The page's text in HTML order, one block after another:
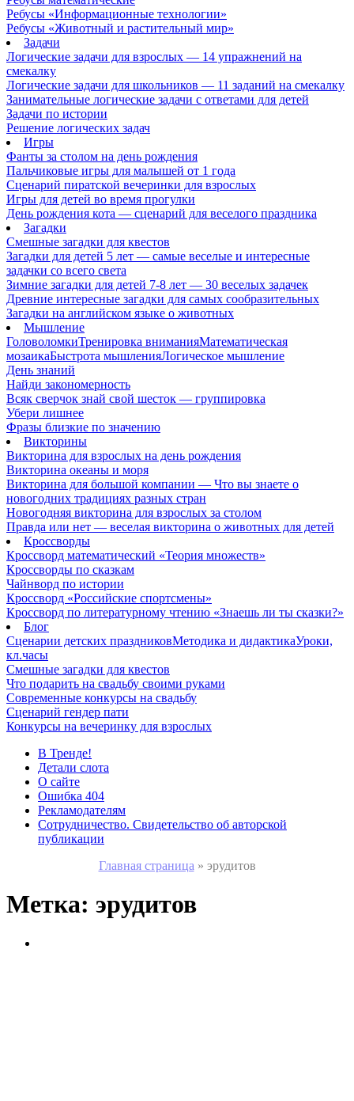
Ребусы «Информационные технологии»
Ребусы «Животный и растительный мир»
Задачи
Логические задачи для взрослых — 14 упражнений на
смекалку
Логические задачи для школьников — 11 заданий на смекалку
Занимательные логические задачи с ответами для детей
Задачи по истории
Решение логических задач
Игры
Фанты за столом на день рождения
Пальчиковые игры для малышей от 1 года
Сценарий пиратской вечеринки для взрослых
Игры для детей во время прогулки
День рождения кота — сценарий для веселого праздника
Загадки
Смешные загадки для квестов
Загадки для детей 5 лет — самые веселые и интересные
задачки со всего света
Зимние загадки для детей 7-8 лет — 30 веселых задачек
Древние интересные загадки для самых сообразительных
Загадки на английском языке о животных
Мышление
ГоловоломкиТренировка вниманияМатематическая
мозаикаБыстрота мышленияЛогическое мышление
День знаний
Найди закономерность
Всяк сверчок знай свой шесток — группировка
Убери лишнее
Фразы близкие по значению
Викторины
Викторина для взрослых на день рождения
Викторина океаны и моря
Викторина для большой компании — Что вы знаете о
новогодних традициях разных стран
Новогодняя викторина для взрослых за столом
Правда или нет — веселая викторина о животных для детей
Кроссворды
Кроссворд математический «Теория множеств»
Кроссворды по сказкам
Чайнворд по истории
Кроссворд «Российские спортсмены»
Кроссворд по литературному чтению «Знаешь ли ты сказки?»
Блог
Сценарии детских праздниковМетодика и дидактикаУроки,
кл.часы
Смешные загадки для квестов
Что подарить на свадьбу своими руками
Современные конкурсы на свадьбу
Сценарий гендер пати
Конкурсы на вечеринку для взрослых
В Тренде!
Детали слота
О сайте
Ошибка 404
Рекламодателям
Сотрудничество. Свидетельство об авторской
публикации
Главная страница » эрудитов
Метка: эрудитов